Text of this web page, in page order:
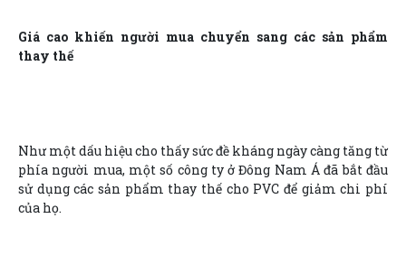
Giá cao khiến người mua chuyển sang các sản phẩm
thay thế
Như một dấu hiệu cho thấy sức đề kháng ngày càng tăng từ
phía người mua, một số công ty ở Đông Nam Á đã bắt đầu
sử dụng các sản phẩm thay thế cho PVC để giảm chi phí
của họ.